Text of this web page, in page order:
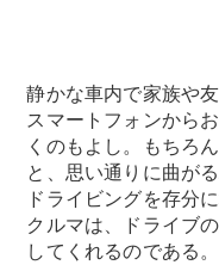
静かな車内で家族や
スマートフォンから
くのもよし。もちろ
と、思い通りに曲が
ドライビングを存分
クルマは、ドライブ
してくれるのである。